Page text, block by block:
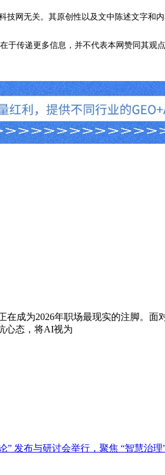
技网无关。其原创性以及文中陈述文字
传递更多信息，并不代表本网赞同其观
成为2026年职场最现实的注脚。
心态，将AI视为
” 发布与研讨会举行，聚焦 “智慧治理